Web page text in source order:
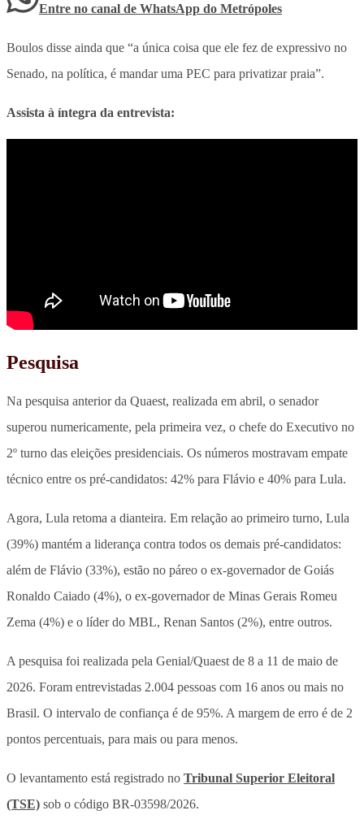
Entre no canal de WhatsApp do Metrópoles
Boulos disse ainda que “a única coisa que ele fez de expressivo no
Senado, na política, é mandar uma PEC para privatizar praia”.
Assista à íntegra da entrevista:
Pesquisa
Na pesquisa anterior da Quaest, realizada em abril, o senador
superou numericamente, pela primeira vez, o chefe do Executivo no
2º turno das eleições presidenciais. Os números mostravam empate
técnico entre os pré-candidatos: 42% para Flávio e 40% para Lula.
Agora, Lula retoma a dianteira. Em relação ao primeiro turno, Lula
(39%) mantém a liderança contra todos os demais pré-candidatos:
além de Flávio (33%), estão no páreo o ex-governador de Goiás
Ronaldo Caiado (4%), o ex-governador de Minas Gerais Romeu
Zema (4%) e o líder do MBL, Renan Santos (2%), entre outros.
A pesquisa foi realizada pela Genial/Quaest de 8 a 11 de maio de
2026. Foram entrevistadas 2.004 pessoas com 16 anos ou mais no
Brasil. O intervalo de confiança é de 95%. A margem de erro é de 2
pontos percentuais, para mais ou para menos.
O levantamento está registrado no Tribunal Superior Eleitoral
(TSE) sob o código BR-03598/2026.